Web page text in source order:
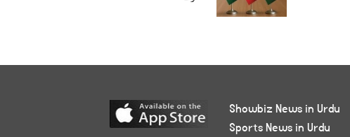
Showbiz News in Urdu
Sports News in Urdu